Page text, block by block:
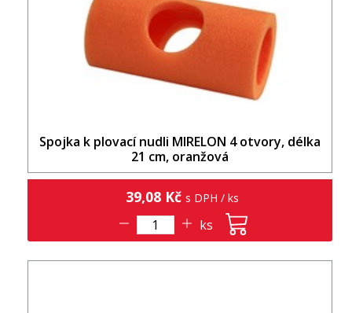
Spojka k plovací nudli MIRELON 4 otvory, délka
21 cm, oranžová
39,08 Kč s DPH / ks
ks